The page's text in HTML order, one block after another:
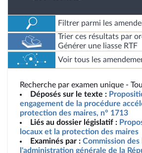
Filtrer parmi les
Trier ces résultats par
Générer une liasse RTF
Voir tous les
Recherche par examen unique -
Déposés sur le texte :
engagement de la procédure
protection des maires, n° 1713
Liés au dossier législatif :
locaux et la protection des maires
Examinés par : Commission
l'administration générale de la